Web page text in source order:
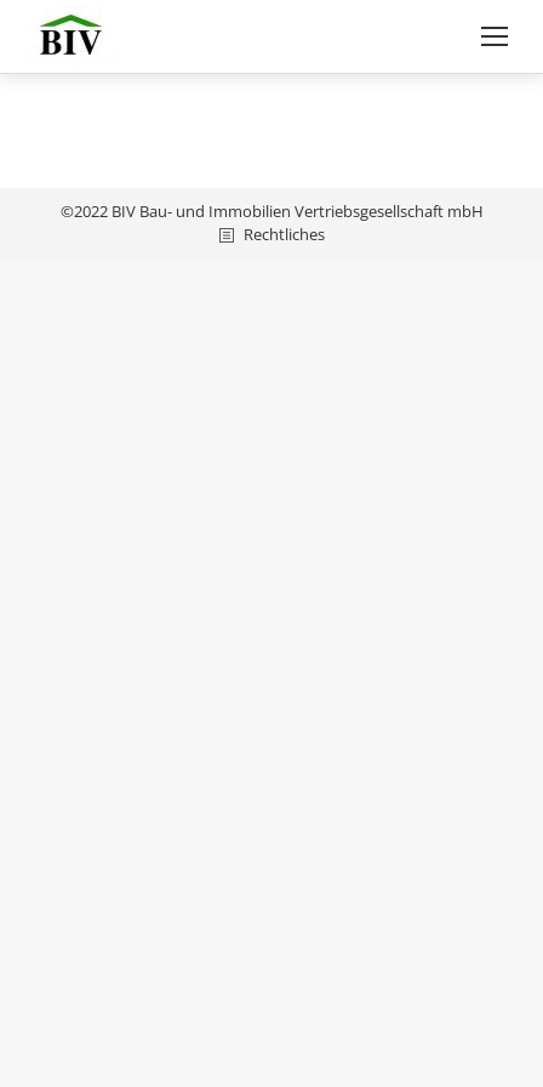
©2022 BIV Bau- und Immobilien Vertriebsgesellschaft mbH
Rechtliches